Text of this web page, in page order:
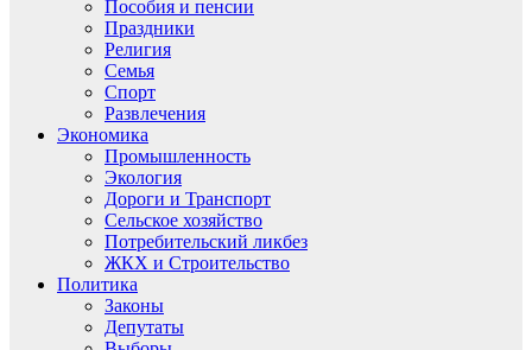
Пособия и пенсии
Праздники
Религия
Семья
Спорт
Развлечения
Экономика
Промышленность
Экология
Дороги и Транспорт
Сельское хозяйство
Потребительский ликбез
ЖКХ и Строительство
Политика
Законы
Депутаты